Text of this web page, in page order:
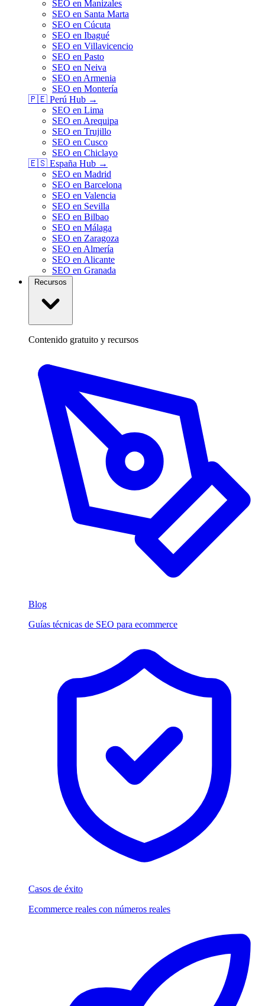
SEO en Manizales
SEO en Santa Marta
SEO en Cúcuta
SEO en Ibagué
SEO en Villavicencio
SEO en Pasto
SEO en Neiva
SEO en Armenia
SEO en Montería
🇵🇪 Perú Hub →
SEO en Lima
SEO en Arequipa
SEO en Trujillo
SEO en Cusco
SEO en Chiclayo
🇪🇸 España Hub →
SEO en Madrid
SEO en Barcelona
SEO en Valencia
SEO en Sevilla
SEO en Bilbao
SEO en Málaga
SEO en Zaragoza
SEO en Almería
SEO en Alicante
SEO en Granada
Contenido gratuito y recursos
Blog
Guías técnicas de SEO para ecommerce
Casos de éxito
Ecommerce reales con números reales